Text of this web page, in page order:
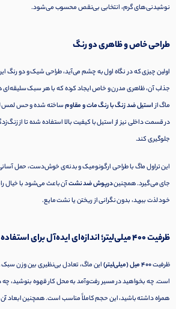
نوشیدنی‌های گرم، انتخابی بی‌نقص محسوب می‌شود.
طراحی خاص و ظاهری دو رنگ
اولین چیزی که در نگاه اول به چشم می‌آید، طراحی شیک و دو رنگ
جذاب آن، ظاهری مدرن و خاص ایجاد کرده که با هر سبک
ماگ ازاستیل ضد زنگ با رنگ مات و مقاومساخته شده و حس لمس
در قسمت داخلی نیز از استیل با کیفیت بالا استفاده شده تا از
جلوگیری کند.
این تراول ماگ با طراحی ارگونومیک و بدنه‌ی خوش‌دست، حمل
جای می‌گیرد. همچنیندرپوش ضد نشتآن باعث می‌شود با خیال
خود لذت ببرید، بدون نگرانی از ریختن یا نشت مایع.
ظرفیت ۴۰۰ میلی‌لیتر؛ اندازه‌ای ایده‌آل برای استفاده روزانه
ظرفیت۴۰۰ میل (میلی‌لیتر)
این ماگ، تعادل بی‌نظیری بین وزن
است. چه بخواهید در مسیر رفت‌و‌آمد به محل کار قهوه بنوشید،
همراه داشته باشید، این حجم کاملاً مناسب است. همچنین ابعاد